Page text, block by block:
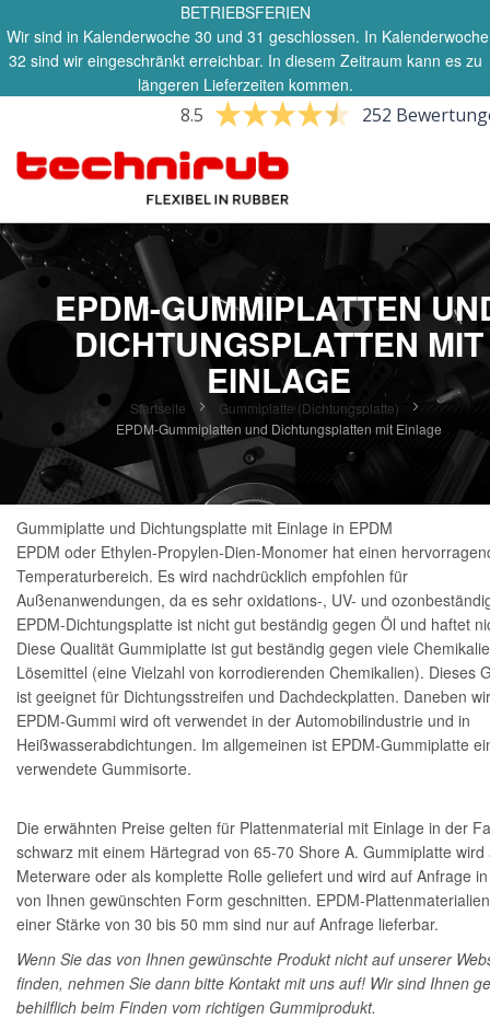
BETRIEBSFERIEN
Wir sind in Kalenderwoche 30 und 31 geschlossen. In Kalenderwoche
32 sind wir eingeschränkt erreichbar. In diesem Zeitraum kann es zu
längeren Lieferzeiten kommen.
8.5 252
EPDM-GUMMIPLATTEN
DICHTUNGSPLATTEN MIT
EINLAGE
Startseite
Gummiplatte (Dichtungsplatte)
EPDM-Gummiplatten und Dichtungsplatten mit Einlage
Gummiplatte und Dichtungsplatte mit Einlage in EPDM
EPDM oder Ethylen-Propylen-Dien-Monomer hat einen
Temperaturbereich. Es wird nachdrücklich empfohlen für
Außenanwendungen, da es sehr oxidations-, UV- und
EPDM-Dichtungsplatte ist nicht gut beständig gegen Öl und haftet
Diese Qualität Gummiplatte ist gut beständig gegen viele
Lösemittel (eine Vielzahl von korrodierenden Chemikalien). Dieses
ist geeignet für Dichtungsstreifen und Dachdeckplatten. Daneben
EPDM-Gummi wird oft verwendet in der Automobilindustrie und in
Heißwasserabdichtungen. Im allgemeinen ist EPDM-Gummiplatte
verwendete Gummisorte.
Die erwähnten Preise gelten für Plattenmaterial mit Einlage in der
schwarz mit einem Härtegrad von 65-70 Shore A. Gummiplatte wird
Meterware oder als komplette Rolle geliefert und wird auf Anfrage
von Ihnen gewünschten Form geschnitten. EPDM-
einer Stärke von 30 bis 50 mm sind nur auf Anfrage lieferbar.
Wenn Sie das von Ihnen gewünschte Produkt nicht auf unserer
finden, nehmen Sie dann bitte Kontakt mit uns auf! Wir sind Ihnen
behilflich beim Finden vom richtigen Gummiprodukt.